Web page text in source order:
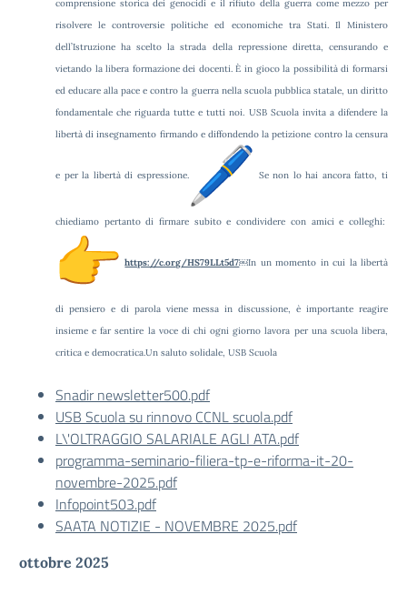
comprensione storica dei genocidi e il rifiuto della guerra come mezzo per
risolvere le controversie politiche ed economiche tra Stati. Il Ministero
dell’Istruzione ha scelto la strada della repressione diretta, censurando e
vietando la libera formazione dei docenti. È in gioco la possibilità di formarsi
ed educare alla pace e contro la guerra nella scuola pubblica statale, un diritto
fondamentale che riguarda tutte e tutti noi. USB Scuola invita a difendere la
libertà di insegnamento firmando e diffondendo la petizione contro la censura
e per la libertà di espressione. Se non lo hai ancora fatto, ti
chiediamo pertanto di firmare subito e condividere con amici e colleghi:
https://c.org/HS79LLt5d7￼In un momento in cui la libertà
di pensiero e di parola viene messa in discussione, è importante reagire
insieme e far sentire la voce di chi ogni giorno lavora per una scuola libera,
critica e democratica.Un saluto solidale, USB Scuola
Snadir newsletter500.pdf
USB Scuola su rinnovo CCNL scuola.pdf
L\'OLTRAGGIO SALARIALE AGLI ATA.pdf
programma-seminario-filiera-tp-e-riforma-it-20-
novembre-2025.pdf
Infopoint503.pdf
SAATA NOTIZIE - NOVEMBRE 2025.pdf
ottobre 2025